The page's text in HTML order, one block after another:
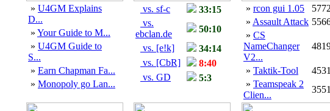
» U4GM Explains
D...
» Your Guide to M...
» U4GM Guide to
S...
» Earn Chapman Fa...
» Monopoly go Lan...
vs. sf-c
33:15
vs.
ebclan.de
50:10
vs. [e!k]
34:14
vs. [CbR]
8:40
vs. GD
5:3
» rcon gui 1.05
5772
» Assault Attack
» CS
NameChanger
V2...
» Taktik-Tool
4531
» Teamspeak 2
Clien...
3551